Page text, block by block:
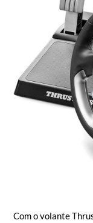
Com o volante